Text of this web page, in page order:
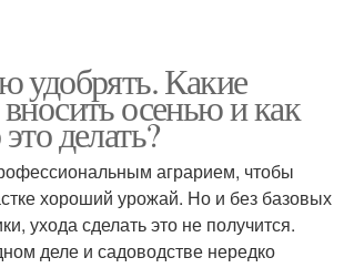
удобрять. Какие
осенью и как
делать?
аграрием, чтобы
хороший урожай. Но и без базовых
ухода сделать это не получится.
деле и садоводстве нередко